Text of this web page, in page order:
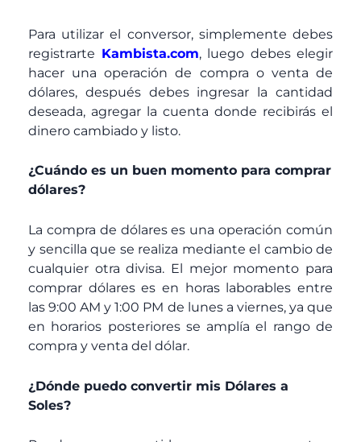
Para utilizar el conversor, simplemente debes
registrarte Kambista.com, luego debes elegir
hacer una operación de compra o venta de
dólares, después debes ingresar la cantidad
deseada, agregar la cuenta donde recibirás el
dinero cambiado y listo.
¿Cuándo es un buen momento para comprar
dólares?
La compra de dólares es una operación común
y sencilla que se realiza mediante el cambio de
cualquier otra divisa. El mejor momento para
comprar dólares es en horas laborables entre
las 9:00 AM y 1:00 PM de lunes a viernes, ya que
en horarios posteriores se amplía el rango de
compra y venta del dólar.
¿Dónde puedo convertir mis Dólares a
Soles?